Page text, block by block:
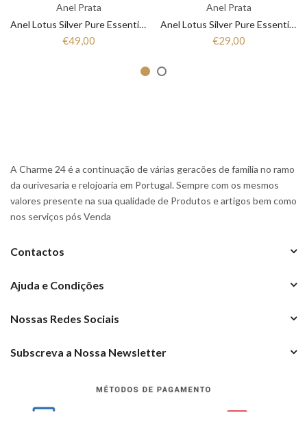
Anel Prata
Anel Lotus Silver Pure Essential LP3446-3/1 Mulher Prata
€49,00
Anel Prata
Anel Lotus Silver Pure Essential LP3443-3/1 Mulher Prata
€29,00
A Charme 24 é a continuação de várias geracões de familia no ramo
da ourivesaria e relojoaria em Portugal. Sempre com os mesmos
valores presente na sua qualidade de Produtos e artigos bem como
nos serviços pós Venda
Contactos
Ajuda e Condições
Nossas Redes Sociais
Subscreva a Nossa Newsletter